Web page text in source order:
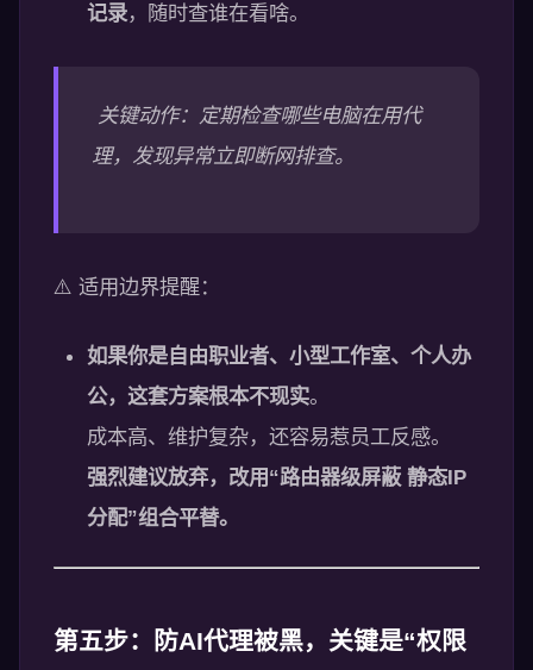
记录，随时查谁在看啥。
️ 关键动作：定期检查哪些电脑在用代
理，发现异常立即断网排查。
⚠️ 适用边界提醒：
如果你是自由职业者、小型工作室、个人办
公，这套方案根本不现实。
成本高、维护复杂，还容易惹员工反感。
强烈建议放弃，改用“路由器级屏蔽 静态IP
分配”组合平替。
第五步：防AI代理被黑，关键是“权限